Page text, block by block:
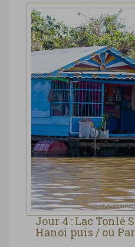
Jour 4 : Lac Tonlé
Hanoi puis / ou